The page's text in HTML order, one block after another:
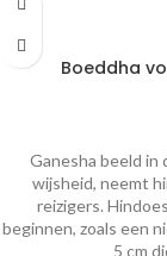
Boeddha
Ganesha beeld in
wijsheid, neemt
reizigers.
beginnen, zoals een
5 cm